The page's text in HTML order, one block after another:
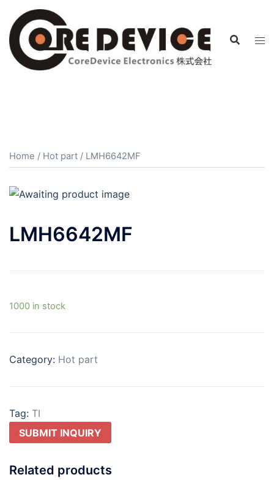
Home / Hot part / LMH6642MF
LMH6642MF
1000 in stock
Category: Hot part
Tag: TI
SUBMIT INQUIRY
Related products